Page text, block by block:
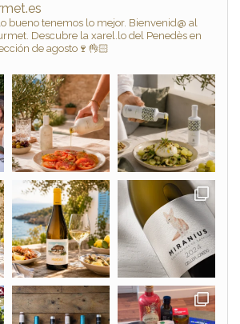
bueno tenemos lo mejor. Bienvenid@ al
Descubre la xarel.lo del Penedès en
de agosto🍷👌🏻